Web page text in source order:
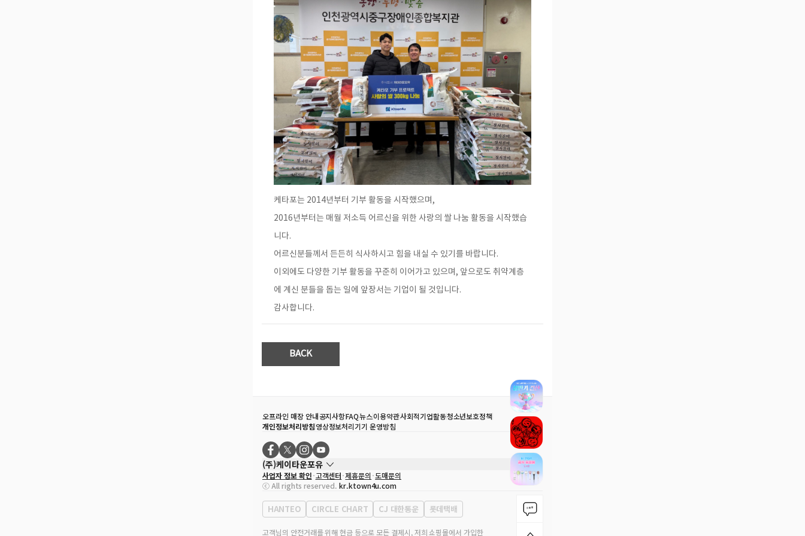
케타포는 2014년부터 기부 활동을 시작했으며,
2016년부터는 매월 저소득 어르신을 위한 사랑의 쌀 나눔 활동을 시작했습
니다.
어르신분들께서 든든히 식사하시고 힘을 내실 수 있기를 바랍니다.
이외에도 다양한 기부 활동을 꾸준히 이어가고 있으며, 앞으로도 취약계층
에 계신 분들을 돕는 일에 앞장서는 기업이 될 것입니다.
감사합니다.
BACK